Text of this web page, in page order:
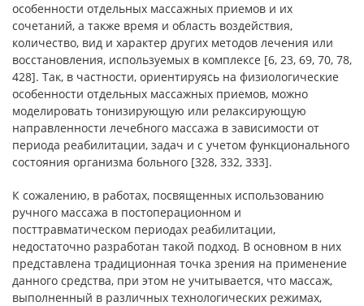
особенности отдельных массажных приемов и их
сочетаний, а также время и область воздействия,
количество, вид и характер других методов лечения или
восстановления, используемых в комплексе [6, 23, 69, 70, 78,
428]. Так, в частности, ориентируясь на физиологические
особенности отдельных массажных приемов, можно
моделировать тонизирующую или релаксирующую
направленности лечебного массажа в зависимости от
периода реабилитации, задач и с учетом функционального
состояния организма больного [328, 332, 333].
К сожалению, в работах, посвященных использованию
ручного массажа в постоперационном и
посттравматическом периодах реабилитации,
недостаточно разработан такой подход. В основном в них
представлена традиционная точка зрения на применение
данного средства, при этом не учитывается, что массаж,
выполненный в различных технологических режимах,